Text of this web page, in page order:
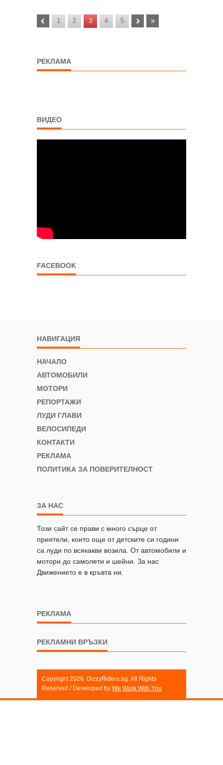
‹ 1 2 3 4 5 › »
РЕКЛАМА
ВИДЕО
FACEBOOK
НАВИГАЦИЯ
НАЧАЛО
АВТОМОБИЛИ
МОТОРИ
РЕПОРТАЖИ
ЛУДИ ГЛАВИ
ВЕЛОСИПЕДИ
КОНТАКТИ
РЕКЛАМА
ПОЛИТИКА ЗА ПОВЕРИТЕЛНОСТ
ЗА НАС
Този сайт се прави с много сърце от
приятели, които още от детските си години
са луди по всякакви возила. От автомобили и
мотори до самолети и шейни. За нас
Движението е в кръвта ни.
РЕКЛАМА
РЕКЛАМНИ ВРЪЗКИ
Copyright 2026. DizzyRiders.bg. All Rights
Reserved / Developed by We Work With You